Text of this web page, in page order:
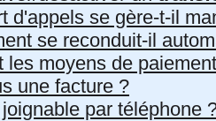
d'appels se gère-t-il
se reconduit-il
les moyens de
une facture ?
par téléphone